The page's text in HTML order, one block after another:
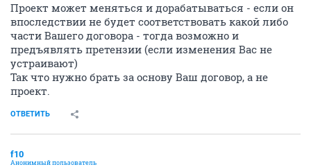
Проект может меняться и дорабатываться - если он
впоследствии не будет соответствовать какой либо
части Вашего договора - тогда возможно и
предъявлять претензии (если изменения Вас не
устраивают)
Так что нужно брать за основу Ваш договор, а не
проект.
ОТВЕТИТЬ
f10
Анонимный пользователь